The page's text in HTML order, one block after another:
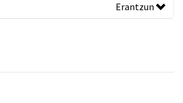
Erantzun